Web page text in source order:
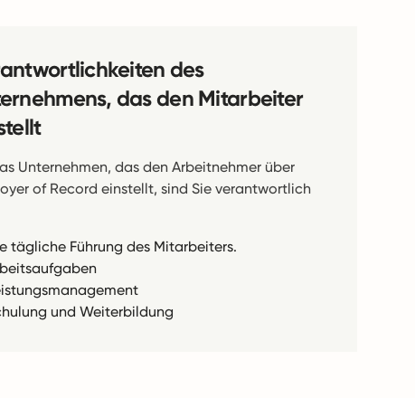
des
das den Mitarbeiter
Unternehmen, das den Arbeitnehmer über
of Record einstellt, sind Sie verantwortlich
tägliche Führung des Mitarbeiters.
und Weiterbildung